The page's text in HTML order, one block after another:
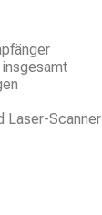
Laser-Scanner